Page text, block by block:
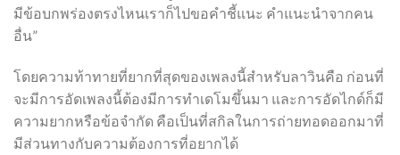
มีข้อบกพร่องตรงไหนเราก็ไปขอคำชี้แนะ คำแนะนำจากคน
อื่น”
โดยความท้าทายที่ยากที่สุดของเพลงนี้สำหรับลาวินคือ ก่อนที่
จะมีการอัดเพลงนี้ต้องมีการทำเดโมขึ้นมา และการอัดไกด์ก็มี
ความยากหรือข้อจำกัด คือเป็นที่สกิลในการถ่ายทอดออกมาที่
มีส่วนทางกับความต้องการที่อยากได้